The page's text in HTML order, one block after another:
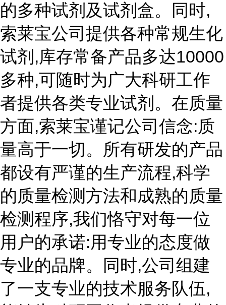
的多种试剂及试剂盒。同时,
索莱宝公司提供各种常规生化
试剂,库存常备产品多达10000
多种,可随时为广大科研工作
者提供各类专业试剂。在质量
方面,索莱宝谨记公司信念:质
量高于一切。所有研发的产品
都设有严谨的生产流程,科学
的质量检测方法和成熟的质量
检测程序,我们恪守对每一位
用户的承诺:用专业的态度做
专业的品牌。同时,公司组建
了一支专业的技术服务队伍,